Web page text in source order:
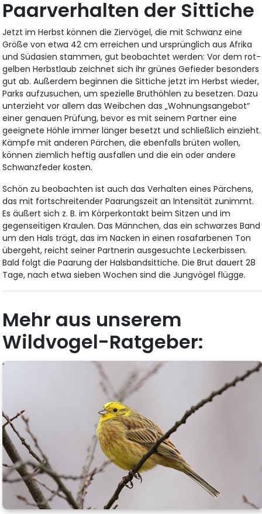
Paarverhalten der Sittiche
Jetzt im Herbst können die Ziervögel, die mit Schwanz eine
Größe von etwa 42 cm erreichen und ursprünglich aus Afrika
und Südasien stammen, gut beobachtet werden: Vor dem rot-
gelben Herbstlaub zeichnet sich ihr grünes Gefieder besonders
gut ab. Außerdem beginnen die Sittiche jetzt im Herbst wieder,
Parks aufzusuchen, um spezielle Bruthöhlen zu besetzen. Dazu
unterzieht vor allem das Weibchen das „Wohnungsangebot“
einer genauen Prüfung, bevor es mit seinem Partner eine
geeignete Höhle immer länger besetzt und schließlich einzieht.
Kämpfe mit anderen Pärchen, die ebenfalls brüten wollen,
können ziemlich heftig ausfallen und die ein oder andere
Schwanzfeder kosten.
Schön zu beobachten ist auch das Verhalten eines Pärchens,
das mit fortschreitender Paarungszeit an Intensität zunimmt.
Es äußert sich z. B. im Körperkontakt beim Sitzen und im
gegenseitigen Kraulen. Das Männchen, das ein schwarzes Band
um den Hals trägt, das im Nacken in einen rosafarbenen Ton
übergeht, reicht seiner Partnerin ausgesuchte Leckerbissen.
Bald folgt die Paarung der Halsbandsittiche. Die Brut dauert 28
Tage, nach etwa sieben Wochen sind die Jungvögel flügge.
Mehr aus unserem
Wildvogel-Ratgeber: